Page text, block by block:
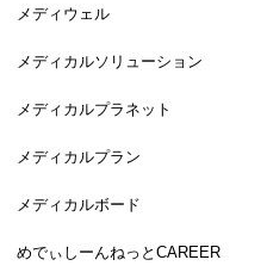
メディウェル
メディカルソリューション
メディカルプラネット
メディカルプラン
メディカルボード
めでぃしーんねっとCAREER